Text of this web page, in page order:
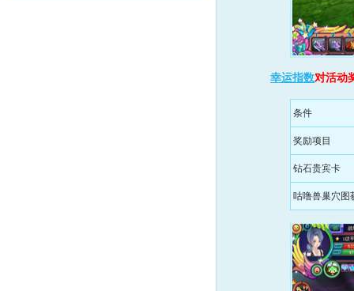
幸运指数对活动
条件
奖励项目
钻石贵宾卡
咕噜兽巢穴图